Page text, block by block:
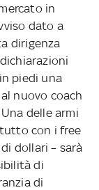
in
dato a
dirigenza
piedi una
nuovo coach
delle armi
con i free
dollari – sarà
di
di